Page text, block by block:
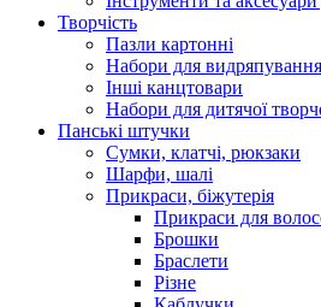
Творчість
Пазли картонні
Набори для видряпування
Інші канцтовари
Набори для дитячої
Панські штучки
Сумки, клатчі, рюкзаки
Шарфи, шалі
Прикраси, біжутерія
Прикраси для
Брошки
Браслети
Різне